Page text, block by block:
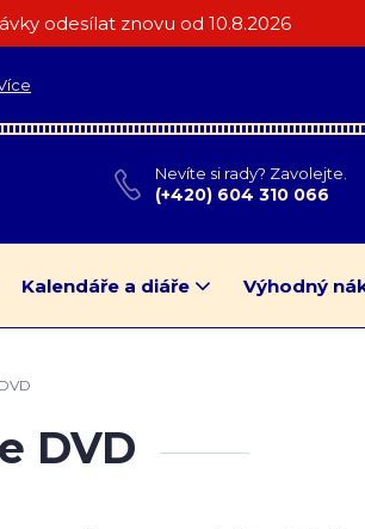
odesílat znovu od 10.8.2026
Nevíte si rady? Zavolejte.
(+420) 604 310 066
Kalendáře a diáře Výhodný
DVD